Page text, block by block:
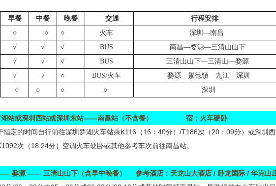
早餐 中餐 晚餐 交通 行程安排
○ ○ ○ 火车 深圳—南昌
√ √ √ BUS 南昌—婺源—三清山山下
√ √ √ BUS 三清山山下—三清山—婺源
√ √ ○ BUS/火车 婺源—景德镇—九江—深圳
○ ○ ○ ○ 深圳
站或深圳西站或深圳东站——南昌站（不含餐）
宿：火车硬卧
指定的时间自行前往深圳罗湖火车站乘K116（16：40分）/T186次（20：09分）或深圳
次（18:24分）空调火车硬卧或其他参考车次前往南昌站。
婺源 —— 三清山山下（含早中晚餐） 参考酒店：天龙山大酒店 / 卧龙国际 / 华克山